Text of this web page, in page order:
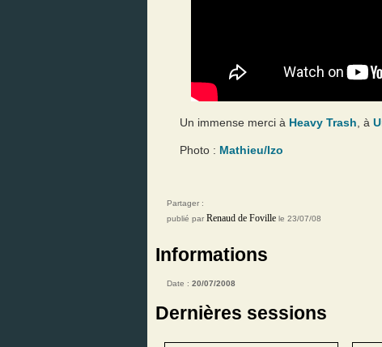
Un immense merci à Heavy Trash , à
Photo : Mathieu/Izo
Partager :
publié par Renaud de Foville le 23/07/08
Informations
Date : 20/07/2008
Dernières sessions